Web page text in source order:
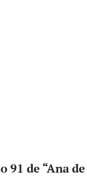
91 de “Ana